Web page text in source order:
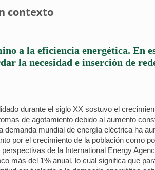
contexto
a la eficiencia energética. En
la necesidad e inserción de
durante el siglo XX sostuvo el
de agotamiento debido al aumento
demanda mundial de energía eléctrica ha
por el crecimiento de la población como
de la International Energy
más del 1% anual, lo cual significa que